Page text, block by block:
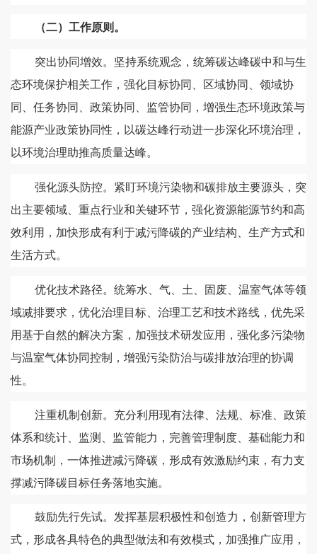
（二）工作原则。
突出协同增效。坚持系统观念，统筹碳达峰碳中和与生
态环境保护相关工作，强化目标协同、区域协同、领域协
同、任务协同、政策协同、监管协同，增强生态环境政策与
能源产业政策协同性，以碳达峰行动进一步深化环境治理，
以环境治理助推高质量达峰。
强化源头防控。紧盯环境污染物和碳排放主要源头，突
出主要领域、重点行业和关键环节，强化资源能源节约和高
效利用，加快形成有利于减污降碳的产业结构、生产方式和
生活方式。
优化技术路径。统筹水、气、土、固废、温室气体等领
域减排要求，优化治理目标、治理工艺和技术路线，优先采
用基于自然的解决方案，加强技术研发应用，强化多污染物
与温室气体协同控制，增强污染防治与碳排放治理的协调
性。
注重机制创新。充分利用现有法律、法规、标准、政策
体系和统计、监测、监管能力，完善管理制度、基础能力和
市场机制，一体推进减污降碳，形成有效激励约束，有力支
撑减污降碳目标任务落地实施。
鼓励先行先试。发挥基层积极性和创造力，创新管理方
式，形成各具特色的典型做法和有效模式，加强推广应用，